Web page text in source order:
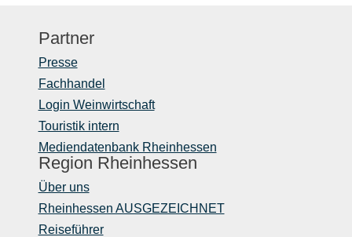
Partner
Presse
Fachhandel
Login Weinwirtschaft
Touristik intern
Mediendatenbank Rheinhessen
Region Rheinhessen
Über uns
Rheinhessen AUSGEZEICHNET
Reiseführer